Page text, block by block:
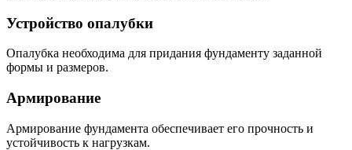
Устройство опалубки
Опалубка необходима для придания фундаменту заданной
формы и размеров.
Армирование
Армирование фундамента обеспечивает его прочность и
устойчивость к нагрузкам.